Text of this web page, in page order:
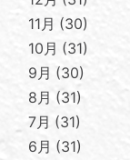
11月
30
10月
31
9月
30
8月
31
7月
31
6月
31